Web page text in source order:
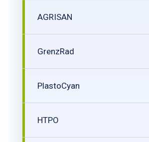
AGRISAN
GrenzRad
PlastoCyan
HTPO